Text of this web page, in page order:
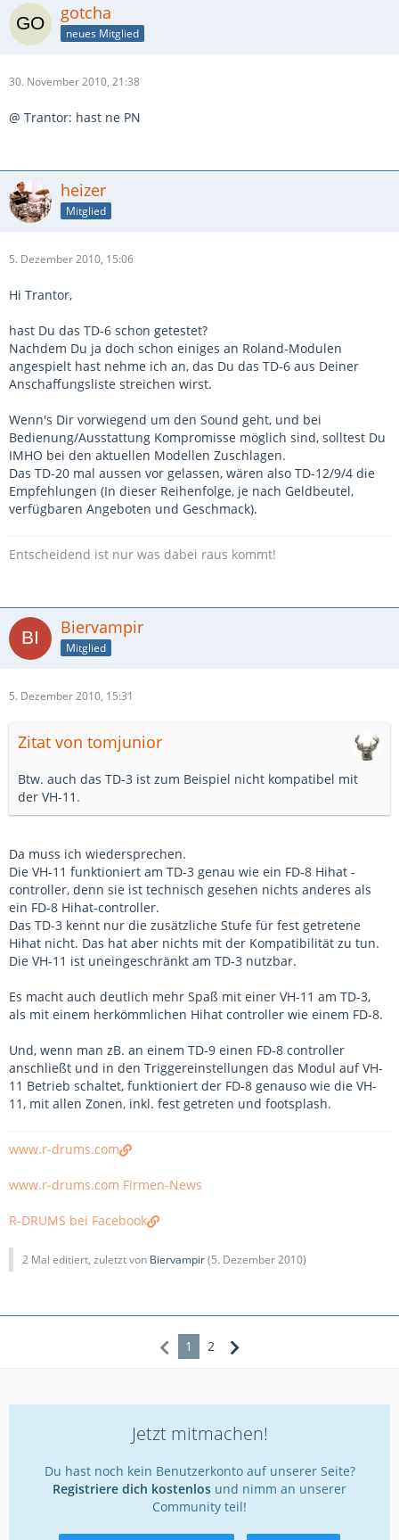
gotcha
neues Mitglied
30. November 2010, 21:38
@ Trantor: hast ne PN
heizer
Mitglied
5. Dezember 2010, 15:06
Hi Trantor,
hast Du das TD-6 schon getestet?
Nachdem Du ja doch schon einiges an Roland-Modulen
angespielt hast nehme ich an, das Du das TD-6 aus Deiner
Anschaffungsliste streichen wirst.
Wenn's Dir vorwiegend um den Sound geht, und bei
Bedienung/Ausstattung Kompromisse möglich sind, solltest Du
IMHO bei den aktuellen Modellen Zuschlagen.
Das TD-20 mal aussen vor gelassen, wären also TD-12/9/4 die
Empfehlungen (In dieser Reihenfolge, je nach Geldbeutel,
verfügbaren Angeboten und Geschmack).
Entscheidend ist nur was dabei raus kommt!
Biervampir
Mitglied
5. Dezember 2010, 15:31
Zitat von tomjunior
Btw. auch das TD-3 ist zum Beispiel nicht kompatibel mit
der VH-11.
Da muss ich wiedersprechen.
Die VH-11 funktioniert am TD-3 genau wie ein FD-8 Hihat -
controller, denn sie ist technisch gesehen nichts anderes als
ein FD-8 Hihat-controller.
Das TD-3 kennt nur die zusätzliche Stufe für fest getretene
Hihat nicht. Das hat aber nichts mit der Kompatibilität zu tun.
Die VH-11 ist uneingeschränkt am TD-3 nutzbar.
Es macht auch deutlich mehr Spaß mit einer VH-11 am TD-3,
als mit einem herkömmlichen Hihat controller wie einem FD-8.
Und, wenn man zB. an einem TD-9 einen FD-8 controller
anschließt und in den Triggereinstellungen das Modul auf VH-
11 Betrieb schaltet, funktioniert der FD-8 genauso wie die VH-
11, mit allen Zonen, inkl. fest getreten und footsplash.
www.r-drums.com
www.r-drums.com Firmen-News
R-DRUMS bei Facebook
2 Mal editiert, zuletzt von Biervampir(5. Dezember 2010)
1 2
Jetzt mitmachen!
Du hast noch kein Benutzerkonto auf unserer Seite?
Registriere dich kostenlos und nimm an unserer
Community teil!